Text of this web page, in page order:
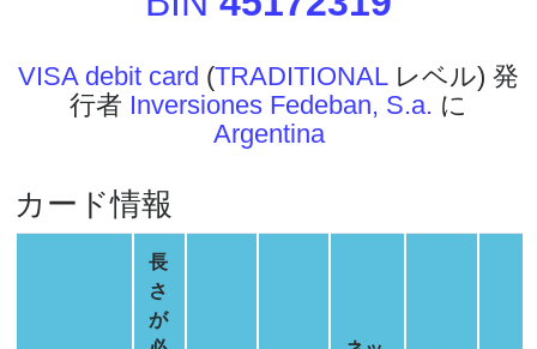
検
索
号
BIN
VISA debit card (TRADITIONALレベル) 発
行者 Inversiones Fedeban, S.a. に
Argentina
カード情報
長
さ
が